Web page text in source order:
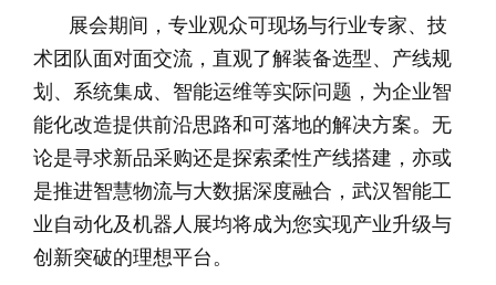
展会期间，专业观众可现场与行业专家、技
术团队面对面交流，直观了解装备选型、产线规
划、系统集成、智能运维等实际问题，为企业智
能化改造提供前沿思路和可落地的解决方案。无
论是寻求新品采购还是探索柔性产线搭建，亦或
是推进智慧物流与大数据深度融合，武汉智能工
业自动化及机器人展均将成为您实现产业升级与
创新突破的理想平台。